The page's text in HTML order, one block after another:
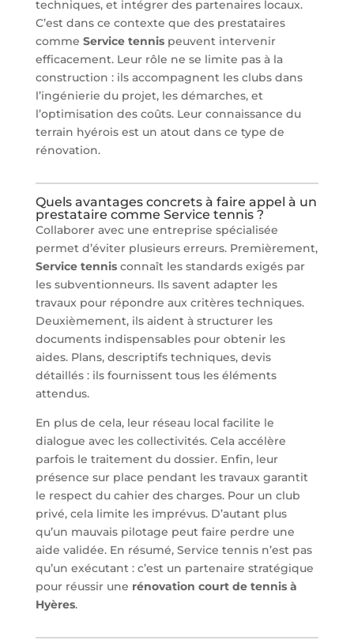
techniques, et intégrer des partenaires locaux.
C’est dans ce contexte que des prestataires
comme Service tennispeuvent intervenir
efficacement. Leur rôle ne se limite pas à la
construction : ils accompagnent les clubs dans
l’ingénierie du projet, les démarches, et
l’optimisation des coûts. Leur connaissance du
terrain hyérois est un atout dans ce type de
rénovation.
Quels avantages concrets à faire appel à un
prestataire comme Service tennis ?
Collaborer avec une entreprise spécialisée
permet d’éviter plusieurs erreurs. Premièrement,
Service tennisconnaît les standards exigés par
les subventionneurs. Ils savent adapter les
travaux pour répondre aux critères techniques.
Deuxièmement, ils aident à structurer les
documents indispensables pour obtenir les
aides. Plans, descriptifs techniques, devis
détaillés : ils fournissent tous les éléments
attendus.
En plus de cela, leur réseau local facilite le
dialogue avec les collectivités. Cela accélère
parfois le traitement du dossier. Enfin, leur
présence sur place pendant les travaux garantit
le respect du cahier des charges. Pour un club
privé, cela limite les imprévus. D’autant plus
qu’un mauvais pilotage peut faire perdre une
aide validée. En résumé, Service tennis n’est pas
qu’un exécutant : c’est un partenaire stratégique
pour réussir une rénovation court de tennis à
Hyères.